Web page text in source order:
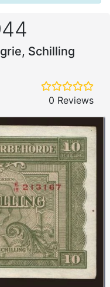
Schilling
0 Reviews